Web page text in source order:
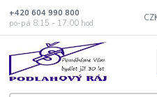
+420 604 990 800
po-pá 8:15 - 17:00 hod